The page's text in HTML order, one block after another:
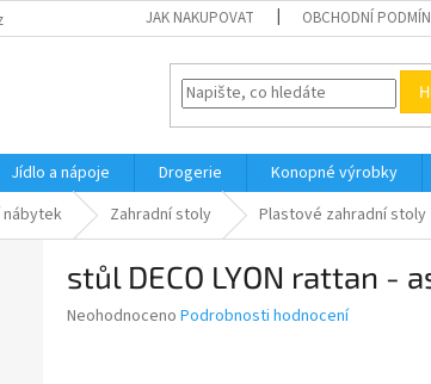
JAK NAKUPOVAT OBCHODNÍ
Jídlo a nápoje Drogerie Konopné výrobky
nábytek Zahradní stoly Plastové zahradní stoly
stůl DECO LYON rattan -
Průměrné
Neohodnoceno Podrobnosti hodnocení